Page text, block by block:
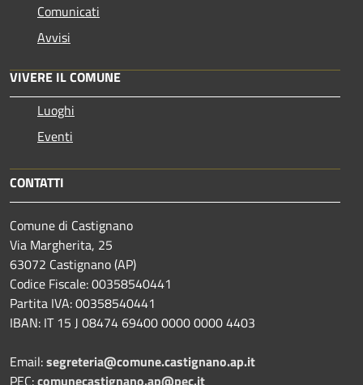
Comunicati
Avvisi
VIVERE IL COMUNE
Luoghi
Eventi
CONTATTI
Comune di Castignano
Via Margherita, 25
63072 Castignano (AP)
Codice Fiscale: 00358540441
Partita IVA: 00358540441
IBAN: IT 15 J 08474 69400 0000 0000 4403
Email:segreteria@comune.castignano.ap.it
PEC:comunecastignano.ap@pec.it